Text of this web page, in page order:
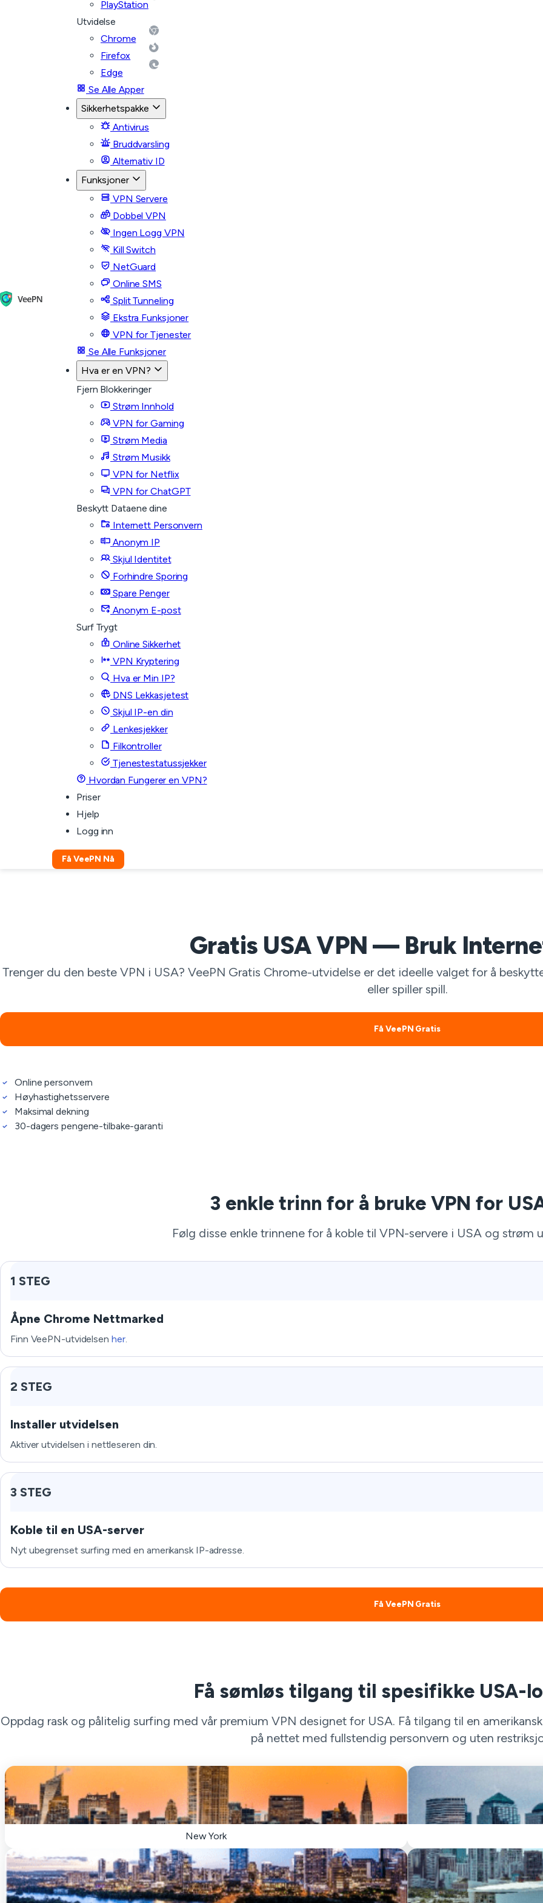
PlayStation
Utvidelse
Chrome
Firefox
Edge
Se Alle Apper
Sikkerhetspakke
Antivirus
Bruddvarsling
Alternativ ID
Funksjoner
VPN Servere
Dobbel VPN
Ingen Logg VPN
Kill Switch
NetGuard
Online SMS
Split Tunneling
Ekstra Funksjoner
VPN for Tjenester
Se Alle Funksjoner
Hva er en VPN?
Fjern Blokkeringer
Strøm Innhold
VPN for Gaming
Strøm Media
Strøm Musikk
VPN for Netflix
VPN for ChatGPT
Beskytt Dataene dine
Internett Personvern
Anonym IP
Skjul Identitet
Forhindre Sporing
Spare Penger
Anonym E-post
Surf Trygt
Online Sikkerhet
VPN Kryptering
Hva er Min IP?
DNS Lekkasjetest
Skjul IP-en din
Lenkesjekker
Filkontroller
Tjenestestatussjekker
Hvordan Fungerer en VPN?
Priser
Hjelp
Logg inn
Få VeePN Nå
Gratis USA VPN — Bruk
Trenger du den beste VPN i USA? VeePN Gratis Chrome-utvidelse er det ideelle valget for å
eller spiller spill.
Få VeePN Gratis
Online personvern
Høyhastighetsservere
Maksimal dekning
30-dagers pengene-tilbake-garanti
3 enkle trinn for å bruke VPN for
Følg disse enkle trinnene for å koble til VPN-servere i USA og strøm
1 STEG
Åpne Chrome Nettmarked
Finn VeePN-utvidelsen her.
2 STEG
Installer utvidelsen
Aktiver utvidelsen i nettleseren din.
3 STEG
Koble til en USA-server
Nyt ubegrenset surfing med en amerikansk IP-adresse.
Få VeePN Gratis
Få sømløs tilgang til spesifikke USA-
Oppdag rask og pålitelig surfing med vår premium VPN designet for USA. Få tilgang til en
på nettet med fullstendig personvern og uten
New York